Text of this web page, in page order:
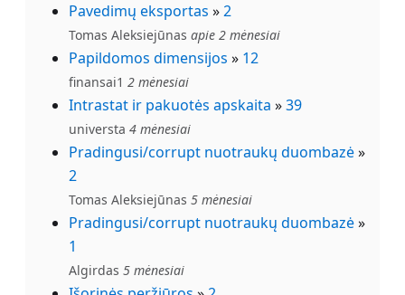
Pavedimų eksportas »2
Tomas Aleksiejūnas apie 2 mėnesiai
Papildomos dimensijos » 12
finansai1 2 mėnesiai
Intrastat ir pakuotės apskaita »39
universta 4 mėnesiai
Pradingusi/corrupt nuotraukų duombazė»
2
Tomas Aleksiejūnas 5 mėnesiai
Pradingusi/corrupt nuotraukų duombazė»
1
Algirdas 5 mėnesiai